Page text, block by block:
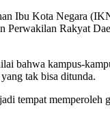
Ibu Kota Negara
Rakyat
bahwa kampus-
tak bisa ditunda.
tempat memperoleh